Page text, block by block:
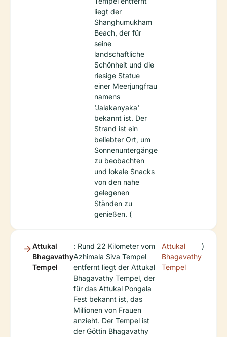
liegt der
Shanghumukham
Beach, der für
seine
landschaftliche
Schönheit und die
riesige Statue
einer Meerjungfrau
namens
'Jalakanyaka'
bekannt ist. Der
Strand ist ein
beliebter Ort, um
Sonnenuntergänge
zu beobachten
und lokale Snacks
von den nahe
gelegenen
Ständen zu
genießen. (
Attukal
Bhagavathy
Tempel
: Rund 22 Kilometer vom
Azhimala Siva Tempel
entfernt liegt der Attukal
Bhagavathy Tempel, der
für das Attukal Pongala
Fest bekannt ist, das
Millionen von Frauen
anzieht. Der Tempel ist
der Göttin Bhagavathy
Attukal
Bhagavathy
Tempel
)